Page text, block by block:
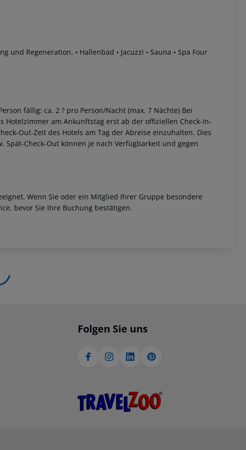
und Regeneration. • Hallenbad • Jacuzzi • Sauna • Spa Four
fällig: ca. 2 ? pro Person/Nacht (max. 7 Nächte) Bei
am Ankunftstag erst ab der offiziellen Check-In-
Out-Zeit des Hotels am Tag der Abreise einzuhalten. Dies
Spät-Check-Out können je nach Verfügbarkeit und gegen
Wenn Sie oder ein Mitglied Ihrer Gruppe besondere
bevor Sie Ihre Buchung bestätigen.
Folgen Sie uns